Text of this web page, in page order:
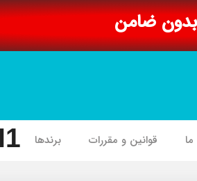
بدون ضامن
قوانین و مقررات برندها